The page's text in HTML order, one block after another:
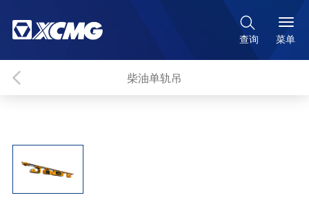

查询 菜单
柴油单轨吊